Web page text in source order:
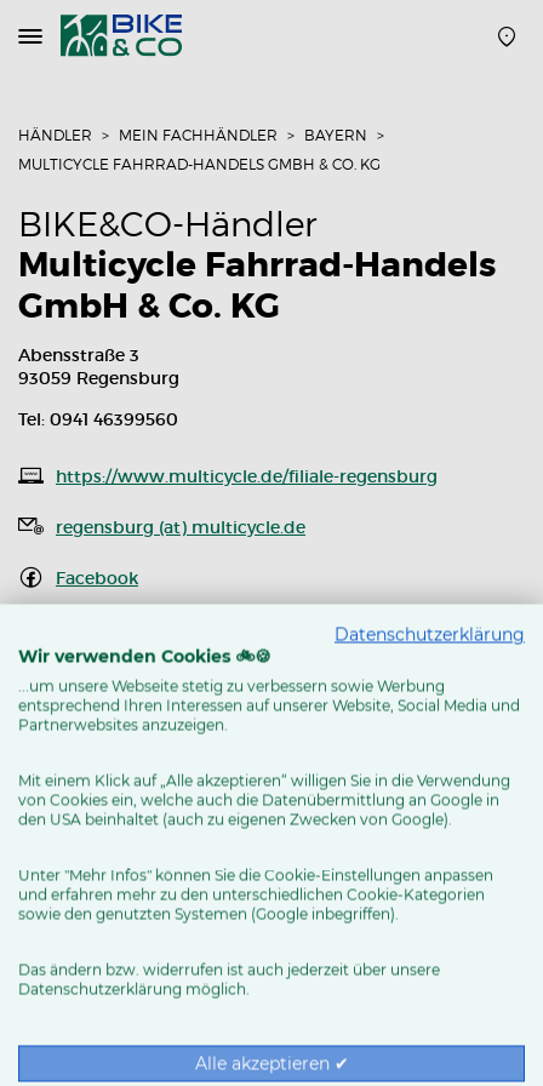
Navigation
öffnen
HÄNDLER MEIN FACHHÄNDLER
BAYERN
MULTICYCLE FAHRRAD-HANDELS GMBH & CO. KG
BIKE&CO-Händler
Multicycle Fahrrad-Handels
GmbH & Co. KG
Abensstraße 3
93059 Regensburg
Tel: 0941 46399560
https://www.multicycle.de/filiale-regensburg
regensburg (at) multicycle.de
Facebook
Youtube Kanal
Routenplaner
MEHR ERFAHREN
News & Trends
Ratgeber
Datenschutzerklärung
Wir verwenden Cookies 🚲🍪
...um unsere Webseite stetig zu verbessern sowie Werbung
entsprechend Ihren Interessen auf unserer Website, Social Media und
Partnerwebsites anzuzeigen.
Mit einem Klick auf „Alle akzeptieren“ willigen Sie in die Verwendung
von Cookies ein, welche auch die Datenübermittlung an Google in
den USA beinhaltet (auch zu eigenen Zwecken von Google).
Unter "Mehr Infos" können Sie die Cookie-Einstellungen anpassen
und erfahren mehr zu den unterschiedlichen Cookie-Kategorien
sowie den genutzten Systemen (Google inbegriffen).
Das ändern bzw. widerrufen ist auch jederzeit über unsere
Datenschutzerklärung möglich.
Alle akzeptieren ✔